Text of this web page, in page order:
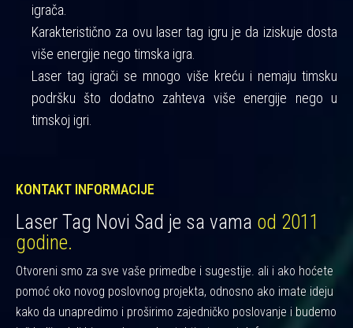
igrača.
Karakteristično za ovu laser tag igru je da iziskuje dosta
više energije nego timska igra.
Laser tag igrači se mnogo više kreću i nemaju timsku
podršku što dodatno zahteva više energije nego u
timskoj igri.
KONTAKT INFORMACIJE
Laser Tag Novi Sad je sa vama od 2011
godine.
Otvoreni smo za sve vaše primedbe i sugestije. ali i ako hoćete
pomoć oko novog poslovnog projekta, odnosno ako imate ideju
kako da unapredimo i proširimo zajedničko poslovanje i budemo